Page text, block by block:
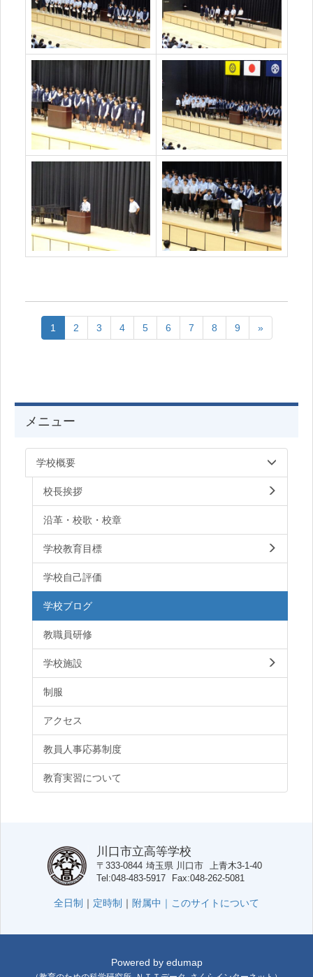
1 2 3 4 5 6 7 8 9 »
メニュー
学校概要
校長挨拶
沿革・校歌・校章
学校教育目標
学校自己評価
学校ブログ
教職員研修
学校施設
制服
アクセス
教員人事応募制度
教育実習について
川口市立高等学校
〒333-0844 埼玉県 川口市 上青木3-1-40
Tel 048-483-5917 Fax 048-262-5081
全日制 ｜ 定時制 ｜ 附属中｜ このサイトについて
Powered by edumap